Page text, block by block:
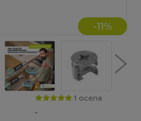
-11%
1 ocena
-